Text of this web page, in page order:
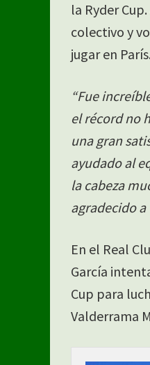
la Ryder
colectivo y
jugar en París.
“Fue
el récord no
una gran
ayudado al
la cabeza
agradecido
En el Real
García
Cup para
Valderrama